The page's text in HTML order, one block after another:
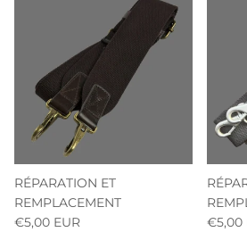
RÉPARATION ET
REMPLACEMENT
€5,00 EUR
€5,00